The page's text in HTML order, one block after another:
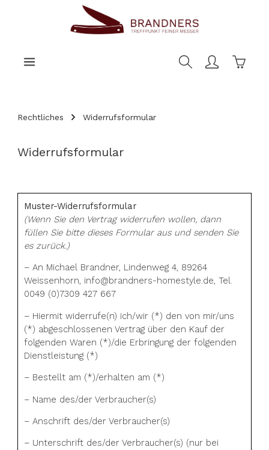
Rechtliches Widerrufsformular
Widerrufsformular
Muster-Widerrufsformular
(Wenn Sie den Vertrag widerrufen wollen, dann
füllen Sie bitte dieses Formular aus und senden Sie
es zurück.)
– An Michael Brandner, Lindenweg 4, 89264
Weissenhorn, info@brandners-homestyle.de, Tel.
0049 (0)7309 427 667
– Hiermit widerrufe(n) ich/wir (*) den von mir/uns
(*) abgeschlossenen Vertrag über den Kauf der
folgenden Waren (*)/die Erbringung der folgenden
Dienstleistung (*)
– Bestellt am (*)/erhalten am (*)
– Name des/der Verbraucher(s)
– Anschrift des/der Verbraucher(s)
– Unterschrift des/der Verbraucher(s) (nur bei